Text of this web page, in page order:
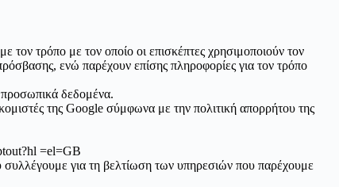
τρόπο με τον οποίο οι επισκέπτες χρησιμοποιούν τον
ενώ παρέχουν επίσης πληροφορίες για τον τρόπο
προσωπικά δεδομένα.
της Google σύμφωνα με την πολιτική απορρήτου της
=el=GB
συλλέγουμε για τη βελτίωση των υπηρεσιών που παρέχουμε